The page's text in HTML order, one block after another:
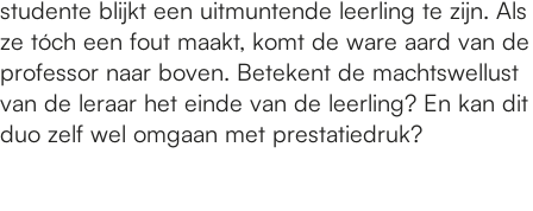
studente blijkt een uitmuntende leerling te zijn. Als
ze tóch een fout maakt, komt de ware aard van de
professor naar boven. Betekent de machtswellust
van de leraar het einde van de leerling? En kan dit
duo zelf wel omgaan met prestatiedruk?